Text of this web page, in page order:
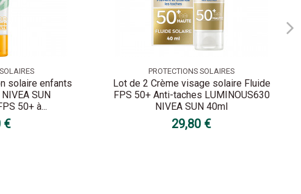
solaire enfants
SUN
50+ à...
€
PROTECTIONS SOLAIRES
Lot de 2 Crème visage solaire Fluide
FPS 50+ Anti-taches LUMINOUS630
NIVEA SUN 40ml
29,80 €